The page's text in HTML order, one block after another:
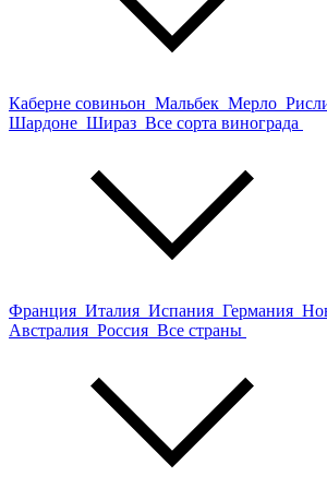
Каберне совиньон Мальбек Мерло
Шардоне Шираз Все сорта винограда
Франция Италия Испания Германия
Австралия Россия Все страны